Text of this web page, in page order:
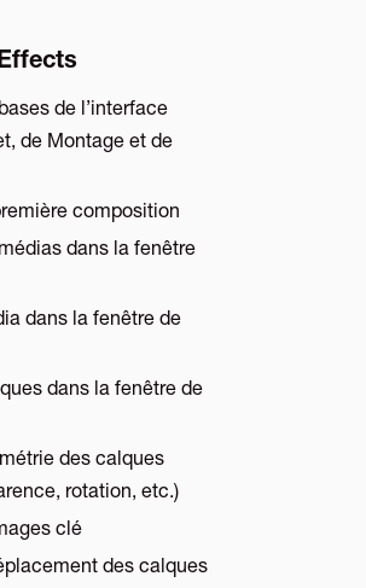
de l’interface
de Montage et de
composition
dans la fenêtre
dans la fenêtre de
dans la fenêtre de
des calques
rotation, etc.)
clé
des calques